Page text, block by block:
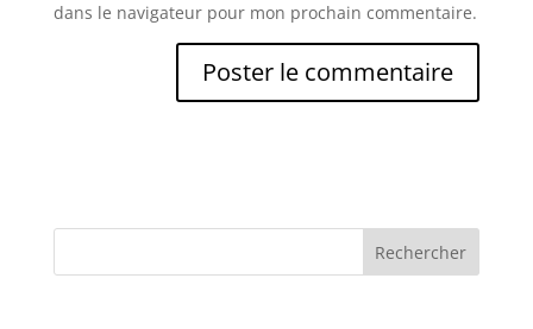
dans le navigateur pour mon prochain commentaire.